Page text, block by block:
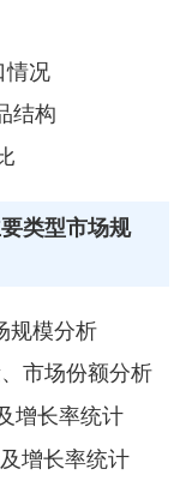
情况
结构
类型市场规
规模分析
市场份额分析
增长率统计
增长率统计